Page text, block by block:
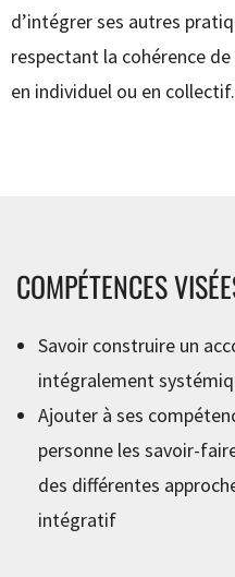
d’intégrer ses autres
respectant la cohérence
en individuel ou en collectif.
COMPÉTENCES
Savoir construire un
intégralement
Ajouter à ses
personne les savoir-
des différentes
intégratif